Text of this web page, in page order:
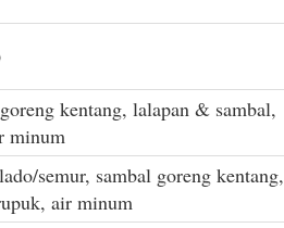
kentang, lalapan & sambal,
minum
semur, sambal goreng kentang,
air minum